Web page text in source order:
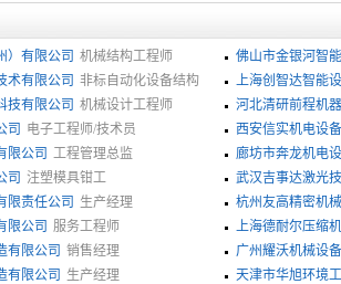
）有限公司 机械结构工程师
佛山市金银河智
术有限公司 非标自动化设备结构
上海创智达智能
技有限公司 机械设计工程师
河北清研前程机
司
电子工程师/技术员
西安信实机电设
限公司 工程管理总监
廊坊市奔龙机电
司
注塑模具钳工
武汉吉事达激光
限责任公司
生产经理
杭州友高精密机
津）
限公司 服务工程师
上海德耐尔压缩
有限公司 销售经理
广州耀沃机械设
有限公司
生产经理
天津市华旭环境